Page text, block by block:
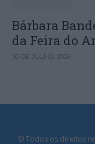
Bárbara
da Feira do
30 DE JULHO, 2026
© Todos os direitos